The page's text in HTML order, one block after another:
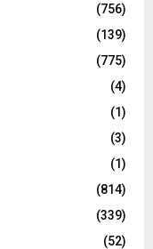
(756)
(139)
(775)
(4)
(1)
(3)
(1)
(814)
(339)
(52)